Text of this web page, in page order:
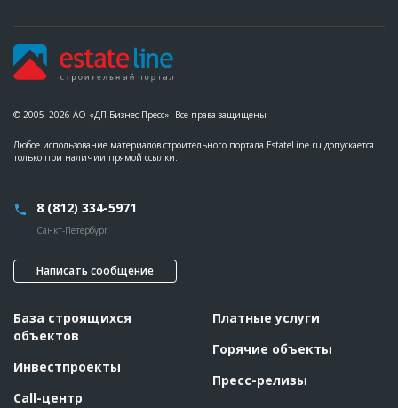
© 2005–2026 АО «ДП Бизнес Пресс». Все права защищены
Любое использование материалов строительного портала EstateLine.ru допускается
только при наличии прямой ссылки.
8 (812) 334-5971
Санкт-Петербург
Написать сообщение
База строящихся
объектов
Инвестпроекты
Call-центр
Платные услуги
Горячие объекты
Пресс-релизы